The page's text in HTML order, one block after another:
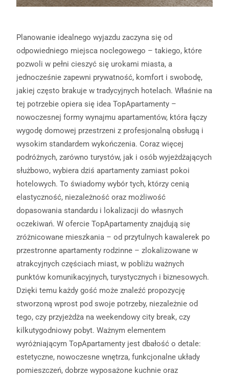
Planowanie idealnego wyjazdu zaczyna się od
odpowiedniego miejsca noclegowego – takiego, które
pozwoli w pełni cieszyć się urokami miasta, a
jednocześnie zapewni prywatność, komfort i swobodę,
jakiej często brakuje w tradycyjnych hotelach. Właśnie na
tej potrzebie opiera się idea TopApartamenty –
nowoczesnej formy wynajmu apartamentów, która łączy
wygodę domowej przestrzeni z profesjonalną obsługą i
wysokim standardem wykończenia. Coraz więcej
podróżnych, zarówno turystów, jak i osób wyjeżdżających
służbowo, wybiera dziś apartamenty zamiast pokoi
hotelowych. To świadomy wybór tych, którzy cenią
elastyczność, niezależność oraz możliwość
dopasowania standardu i lokalizacji do własnych
oczekiwań. W ofercie TopApartamenty znajdują się
zróżnicowane mieszkania – od przytulnych kawalerek po
przestronne apartamenty rodzinne – zlokalizowane w
atrakcyjnych częściach miast, w pobliżu ważnych
punktów komunikacyjnych, turystycznych i biznesowych.
Dzięki temu każdy gość może znaleźć propozycję
stworzoną wprost pod swoje potrzeby, niezależnie od
tego, czy przyjeżdża na weekendowy city break, czy
kilkutygodniowy pobyt. Ważnym elementem
wyróżniającym TopApartamenty jest dbałość o detale:
estetyczne, nowoczesne wnętrza, funkcjonalne układy
pomieszczeń, dobrze wyposażone kuchnie oraz